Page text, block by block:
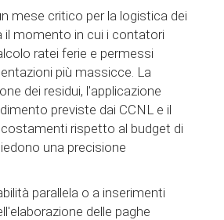
mese critico per la logistica dei
il momento in cui i contatori
ratei ferie e permessi
più massicce. La
dei residui, l'applicazione
previste dai CCNL e il
rispetto al budget di
una precisione
parallela o a inserimenti
delle paghe